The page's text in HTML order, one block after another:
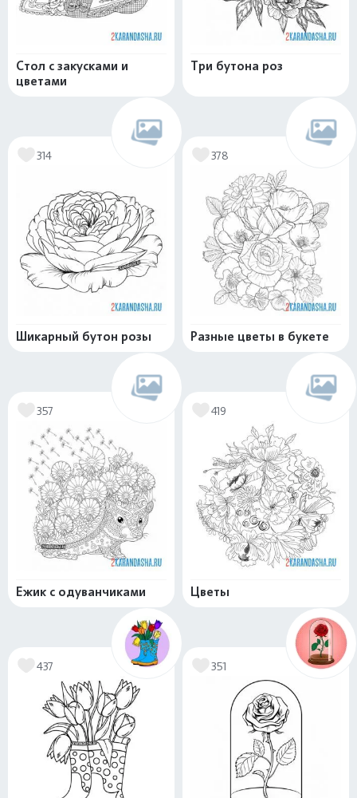
Стол с закусками и
цветами
Три бутона роз
314
Шикарный бутон розы
378
Разные цветы в букете
357
Ежик с одуванчиками
419
Цветы
437 351